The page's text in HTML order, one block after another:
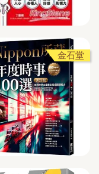
金石堂